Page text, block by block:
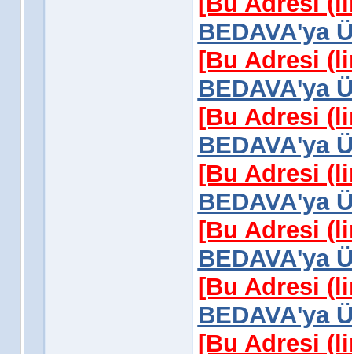
BEDAVA'ya
[Bu Adresi
BEDAVA'ya
[Bu Adresi
BEDAVA'ya
[Bu Adresi
BEDAVA'ya
[Bu Adresi
BEDAVA'ya
[Bu Adresi
BEDAVA'ya
[Bu Adresi